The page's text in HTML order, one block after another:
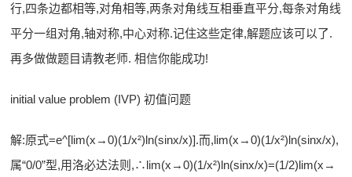
行,四条边都相等,对角相等,两条对角线互相垂直平分,每条对角线
平分一组对角,轴对称,中心对称.记住这些定律,解题应该可以了.
再多做做题目请教老师. 相信你能成功!
initial value problem (IVP) 初值问题
解:原式=e^[lim(x→0)(1/x²)ln(sinx/x)].而,lim(x→0)(1/x²)ln(sinx/x),
属“0/0”型,用洛必达法则,∴lim(x→0)(1/x²)ln(sinx/x)=(1/2)lim(x→